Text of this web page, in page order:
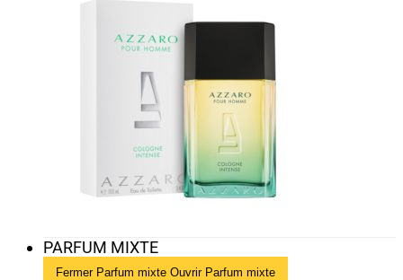
PARFUM MIXTE
Fermer Parfum mixte Ouvrir Parfum mixte